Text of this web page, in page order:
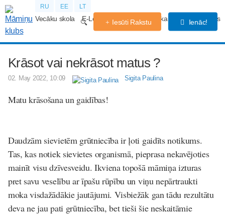
RU EE LT
Vecāku skola E-Lekcijas Grūtniecības kalendārs Forums
Iesūti Rakstu Ienāc!
Krāsot vai nekrāsot matus ?
02. May 2022, 10:09 Sigita Paulina
Matu krāsošana un gaidības!
Daudzām sievietēm grūtniecība ir ļoti gaidīts notikums.
Tas, kas notiek sievietes organismā, pieprasa nekavējoties
mainīt visu dzīvesveidu. Ikviena topošā māmiņa izturas
pret savu veselību ar īpašu rūpību un viņu nepārtraukti
moka visdažādākie jautājumi. Visbiežāk gan tādu rezultātu
deva ne jau pati grūtniecība, bet tieši šie neskaitāmie